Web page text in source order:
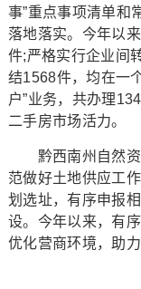
事”重点事项清单和
落地落实。今年以
件;严格实行企业间
结1568件，均在一
户”业务，共办理
二手房市场活力。
黔西南州自然资
范做好土地供应工
划选址，有序申报
设。今年以来，有
优化营商环境，助力